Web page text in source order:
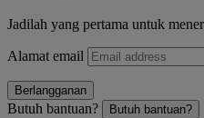
Jadilah yang pertama untuk
Alamat email
Berlangganan
Butuh bantuan? Butuh bantuan?